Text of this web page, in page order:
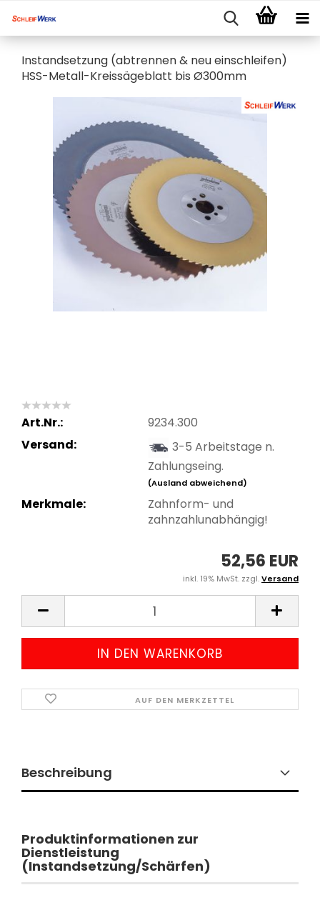
Instandsetzung (abtrennen & neu einschleifen)
HSS-Metall-Kreissägeblatt bis Ø300mm
Art.Nr.:
9234.300
Versand:
3-5 Arbeitstage n.
Zahlungseing.
(Ausland abweichend)
Merkmale:
Zahnform- und
zahnzahlunabhängig!
52,56 EUR
inkl. 19% MwSt. zzgl.Versand
AUF DEN MERKZETTEL
Beschreibung
Produktinformationen zur
Dienstleistung
(Instandsetzung/Schärfen)